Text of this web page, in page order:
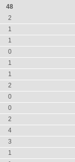
48
2
1
1
0
1
1
2
0
0
2
4
3
1